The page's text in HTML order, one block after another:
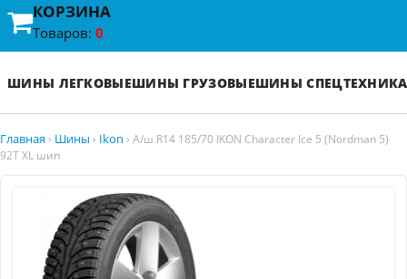
КОРЗИНА
Товаров: 0
ШИНЫ ЛЕГКОВЫЕШИНЫ ГРУЗОВЫЕШИНЫ СПЕЦТЕХНИКА
Главная › Шины › Ikon › А/ш R14 185/70 IKON Character Ice 5 (Nordman 5)
92T XL шип